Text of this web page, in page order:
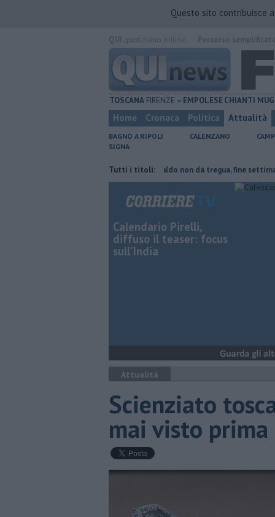
Questo sito contribuisce
TOSCANA FIRENZE EMPOLESECHIANTI
Home Cronaca Politica Attualità
BAGNO A RIPOLI CALENZANO
SIGNA
Tutti i titoli:
Il grande caldo non dà tregua, fine settimana
Calendario Pirelli,
diffuso il teaser: focus
sull'India
Attualità
Scienziato
mai visto prima